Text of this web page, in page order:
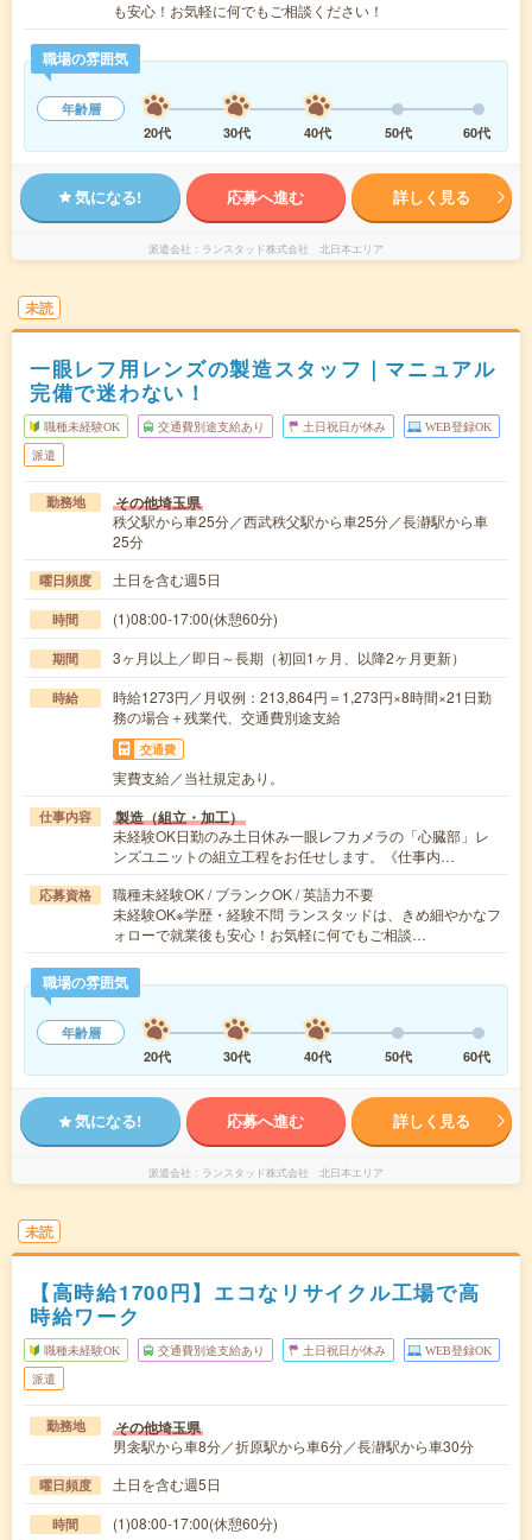
も安心！お気軽に何でもご相談ください！
職場の雰囲気
年齢層
20代
30代 40代 50代 60代
気になる! 応募へ進む 詳しく見る
派遣会社 ランスタッド株式会社 北日本エリア
未読
一眼レフ用レンズの製造スタッフ｜マニュアル
完備で迷わない！
職種未経験OK 交通費別途支給あり 土日祝日が休み WEB登録OK
派遣
勤務地 その他埼玉県
秩父駅から車25分／西武秩父駅から車25分／長瀞駅から車
25分
曜日頻度 土日を含む週5日
時間 (1)08:00-17:00(休憩60分)
期間 3ヶ月以上／即日～長期（初回1ヶ月、以降2ヶ月更新）
時給
時給1273円／月収例：213,864円＝1,273円×8時間×21日勤
務の場合＋残業代、交通費別途支給
交通費
実費支給／当社規定あり。
仕事内容 製造（組立・加工）
未経験OK日勤のみ土日休み一眼レフカメラの「心臓部」レ
ンズユニットの組立工程をお任せします。《仕事内…
応募資格
職種未経験OK / ブランクOK / 英語力不要
未経験OK※学歴・経験不問 ランスタッドは、きめ細やかなフ
ォローで就業後も安心！お気軽に何でもご相談…
職場の雰囲気
年齢層
20代
30代 40代 50代 60代
気になる! 応募へ進む 詳しく見る
派遣会社 ランスタッド株式会社 北日本エリア
未読
【高時給1700円】エコなリサイクル工場で高
時給ワーク
職種未経験OK 交通費別途支給あり 土日祝日が休み WEB登録OK
派遣
勤務地 その他埼玉県
男衾駅から車8分／折原駅から車6分／長瀞駅から車30分
曜日頻度 土日を含む週5日
時間 (1)08:00-17:00(休憩60分)